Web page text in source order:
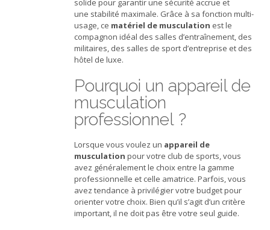
solide pour garantir une sécurité accrue et
une stabilité maximale. Grâce à sa fonction multi-
usage, ce matériel de musculation est le
compagnon idéal des salles d’entraînement, des
militaires, des salles de sport d’entreprise et des
hôtel de luxe.
Pourquoi un appareil de
musculation
professionnel ?
Lorsque vous voulez un appareil de
musculation pour votre club de sports, vous
avez généralement le choix entre la gamme
professionnelle et celle amatrice. Parfois, vous
avez tendance à privilégier votre budget pour
orienter votre choix. Bien qu’il s’agit d’un critère
important, il ne doit pas être votre seul guide.